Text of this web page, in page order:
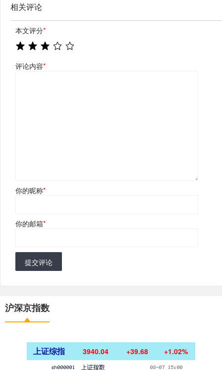
相关评论
本文评分*
评论内容*
你的昵称*
你的邮箱*
提交评论
沪深京指数
上证综指 3940.04 +39.68 +1.02%